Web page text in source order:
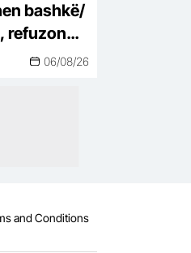
bashkë/
refuzon
06/08/26
and Conditions